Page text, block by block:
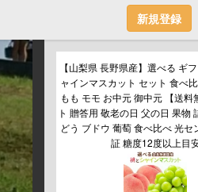
新規登録
【山梨県 長野県産】選べる ギ
ャインマスカット セット 食べ
もも モモ お中元 御中元 【送料
ト 贈答用 敬老の日 父の日 果物
どう ブドウ 葡萄 食べ比べ 光セ
証 糖度12度以上目